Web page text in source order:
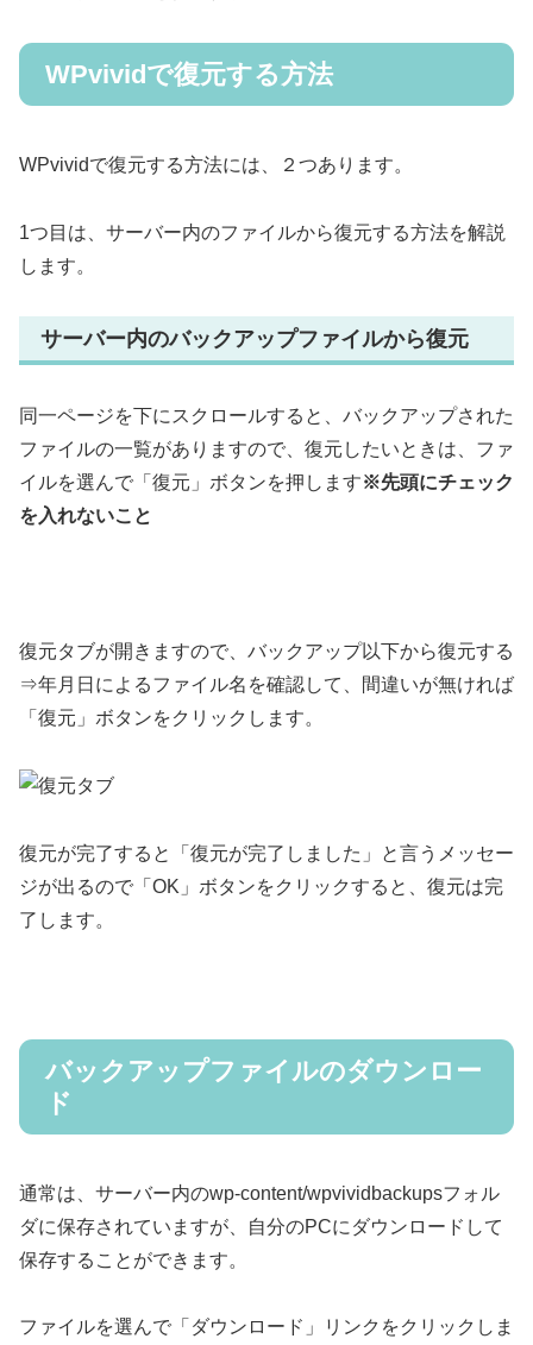
WPvividで復元する方法
WPvividで復元する方法には、２つあります。
1つ目は、サーバー内のファイルから復元する方法を解説
します。
サーバー内のバックアップファイルから復元
同一ページを下にスクロールすると、バックアップされた
ファイルの一覧がありますので、復元したいときは、ファ
イルを選んで「復元」ボタンを押します※先頭にチェック
を入れないこと
復元タブが開きますので、バックアップ以下から復元する
⇒年月日によるファイル名を確認して、間違いが無ければ
「復元」ボタンをクリックします。
復元が完了すると「復元が完了しました」と言うメッセー
ジが出るので「OK」ボタンをクリックすると、復元は完
了します。
バックアップファイルのダウンロー
ド
通常は、サーバー内のwp-content/wpvividbackupsフォル
ダに保存されていますが、自分のPCにダウンロードして
保存することができます。
ファイルを選んで「ダウンロード」リンクをクリックしま